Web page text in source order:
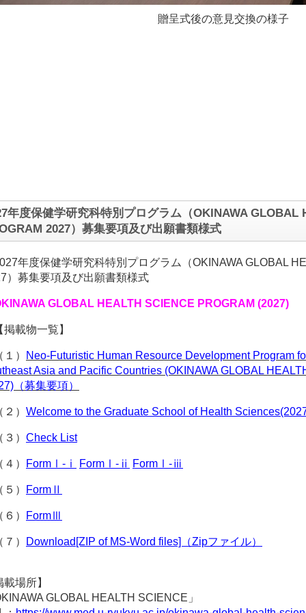
贈呈式後の意見交換の様子
年度保健学研究科特別プログラム（OKINAWA GLOBAL
2027）募集要項及び出願書類様式
年度保健学研究科特別プログラム（OKINAWA GLOBAL
）募集要項及び出願書類様式
GLOBAL HEALTH SCIENCE PROGRAM (2027)
掲載物一覧】
１）
Neo-Futuristic Human Resource Development Program
Asia and Pacific Countries (OKINAWA GLOBAL
（募集要項）
２） Welcome to the Graduate School of Health
３） Check List
４） FormⅠ-ⅰ FormⅠ-ⅱ FormⅠ-ⅲ
５） FormⅡ
６） FormⅢ
７） Download[ZIP of MS-Word files]（Zipファイル）
載場所】
GLOBAL HEALTH SCIENCE」